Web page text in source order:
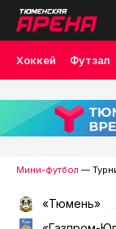
Хоккей Футзал
Лыжные гонки
Скалолазание
Мини-футбол —
«Тюмень»